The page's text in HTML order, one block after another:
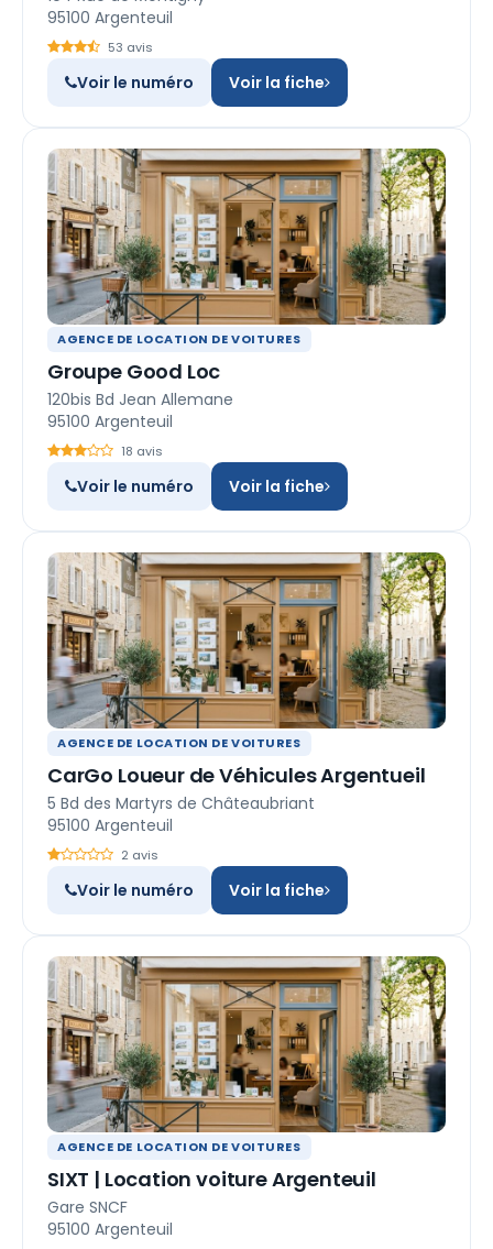
95100 Argenteuil
53 avis
Voir le numéro Voir la fiche
AGENCE DE LOCATION DE VOITURES
Groupe Good Loc
120bis Bd Jean Allemane
95100 Argenteuil
18 avis
Voir le numéro Voir la fiche
AGENCE DE LOCATION DE VOITURES
CarGo Loueur de Véhicules Argentueil
5 Bd des Martyrs de Châteaubriant
95100 Argenteuil
2 avis
Voir le numéro Voir la fiche
AGENCE DE LOCATION DE VOITURES
SIXT | Location voiture Argenteuil
Gare SNCF
95100 Argenteuil